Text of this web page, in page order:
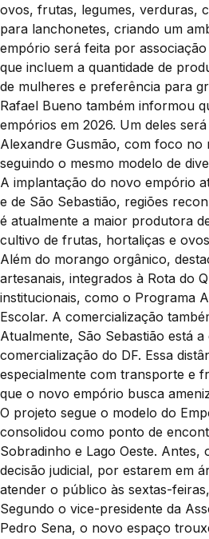
ovos, frutas, legumes, verduras,
para lanchonetes, criando um
empório será feita por
que incluem a quantidade de
de mulheres e preferência para
Rafael Bueno também informou
empórios em 2026. Um deles
Alexandre Gusmão, com foco
seguindo o mesmo modelo de
A implantação do novo empório
e de São Sebastião, regiões
é atualmente a maior produtora
cultivo de frutas, hortaliças e
Além do morango orgânico,
artesanais, integrados à Rota do
institucionais, como o Programa
Escolar. A comercialização
Atualmente, São Sebastião está
comercialização do DF. Essa
especialmente com transporte e
que o novo empório busca
O projeto segue o modelo do
consolidou como ponto de
Sobradinho e Lago Oeste.
decisão judicial, por estarem em
atender o público às sextas-
Segundo o vice-presidente da
Pedro Sena, o novo espaço